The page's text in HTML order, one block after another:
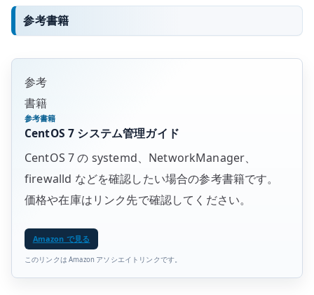
参考書籍
参考
書籍
参考書籍
CentOS 7 システム管理ガイド
CentOS 7 の systemd、NetworkManager、
firewalld などを確認したい場合の参考書籍です。
価格や在庫はリンク先で確認してください。
Amazon で見る
このリンクは Amazon アソシエイトリンクです。